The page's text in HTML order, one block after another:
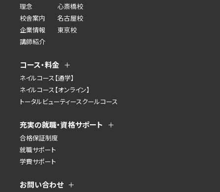
理念
校舎案内
企業情報
講師紹介
心斎橋校
名古屋校
東京校
コース・料金
ネイルコース【通学】
ネイルコース【オンライン】
トータルビューティースクールコース
お問い合わせ
充実の就職・資格サポート
合格保証制度
就職サポート
学費サポート